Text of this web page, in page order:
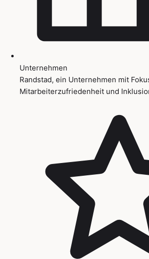
Unternehmen
Randstad, ein Unternehmen mit
Mitarbeiterzufriedenheit und